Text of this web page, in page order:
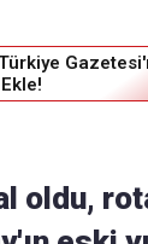
oldu,